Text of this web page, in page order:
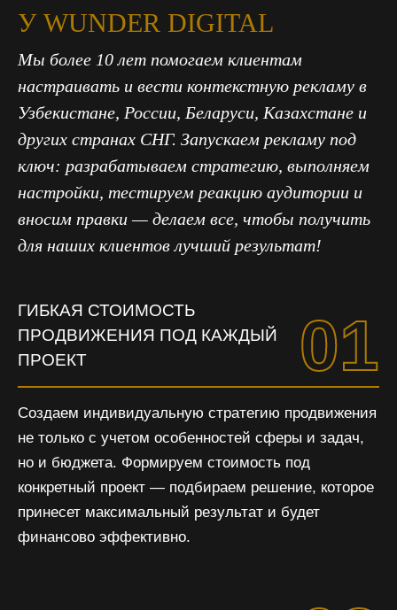
У WUNDER DIGITAL
Мы более 10 лет помогаем клиентам
настраивать и вести контекстную рекламу в
Узбекистане, России, Беларуси, Казахстане и
других странах СНГ. Запускаем рекламу под
ключ: разрабатываем стратегию, выполняем
настройки, тестируем реакцию аудитории и
вносим правки — делаем все, чтобы получить
для наших клиентов лучший результат!
ГИБКАЯ СТОИМОСТЬ
ПРОДВИЖЕНИЯ ПОД КАЖДЫЙ
ПРОЕКТ
01
Создаем индивидуальную стратегию продвижения
не только с учетом особенностей сферы и задач,
но и бюджета. Формируем стоимость под
конкретный проект — подбираем решение, которое
принесет максимальный результат и будет
финансово эффективно.